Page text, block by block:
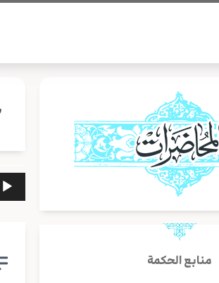
منابع الحكمة
مشغل